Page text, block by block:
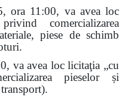
11:00, va avea loc
comercializarea
piese de schimb
va avea loc licitaţia „cu
pieselor și